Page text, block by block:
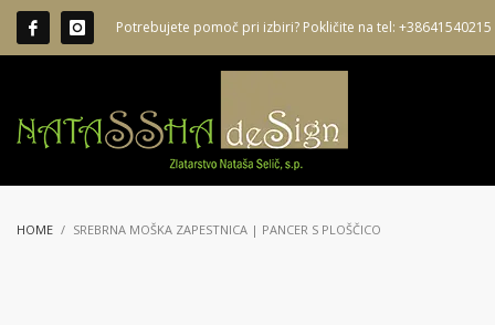
Potrebujete pomoč pri izbiri? Pokličite na tel: +38641540215
HOME SREBRNA MOŠKA ZAPESTNICA | PANCER S PLOŠČICO